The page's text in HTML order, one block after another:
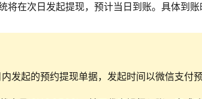
将在次日发起提现，预计当日到账。具体到账
发起的预约提现单据，发起时间以微信支付